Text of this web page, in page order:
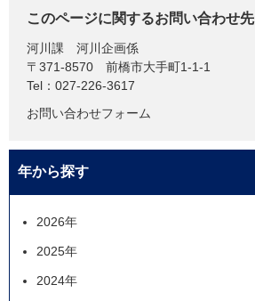
このページに関するお問い合わせ先
河川課
河川企画係
〒371-8570
前橋市大手町1-1-1
Tel：027-226-3617
お問い合わせフォーム
年から探す
2026年
2025年
2024年